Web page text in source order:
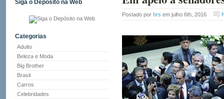
Siga o Depósito na Web
Categorias
Adulto
Beleza e Moda
Big Brother
Brasil
Carros
Celebridades
Postado por hrs em julho 6th, 2016